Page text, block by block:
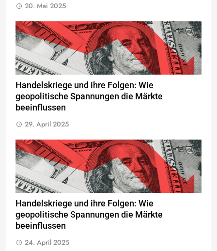
20. Mai 2025
Handelskriege und ihre Folgen: Wie
geopolitische Spannungen die Märkte
beeinflussen
29. April 2025
Handelskriege und ihre Folgen: Wie
geopolitische Spannungen die Märkte
beeinflussen
24. April 2025